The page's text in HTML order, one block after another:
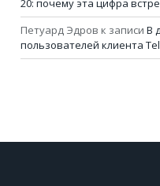
20: почему эта цифра
Петуард Эдров к записи В
пользователей клиента